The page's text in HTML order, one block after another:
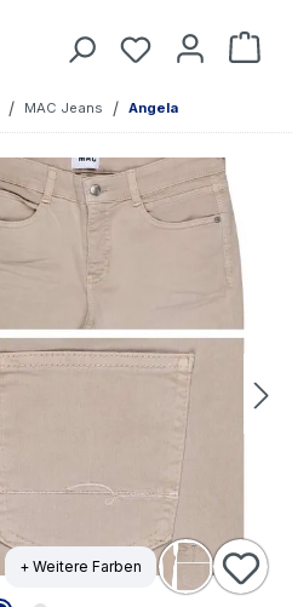
Du hast 0
/ MAC Jeans / Angela
+ Weitere Farben